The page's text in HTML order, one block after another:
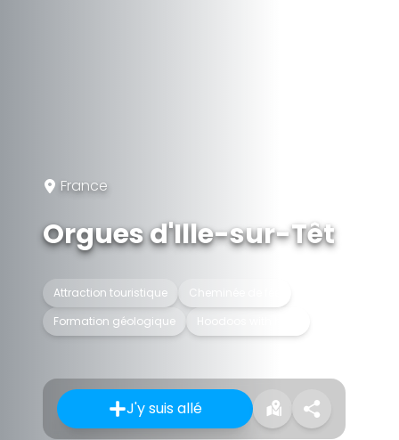
France
Orgues d'Ille-sur-Têt
Attraction touristique
Cheminée de fée
Formation géologique
Hoodoos with hats
J'y suis allé